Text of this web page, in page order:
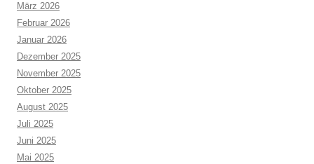
März 2026
Februar 2026
Januar 2026
Dezember 2025
November 2025
Oktober 2025
August 2025
Juli 2025
Juni 2025
Mai 2025